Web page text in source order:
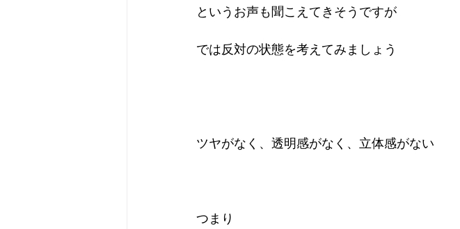
というお声も聞こえてきそうですが
では反対の状態を考えてみましょう
ツヤがなく、透明感がなく、立体感がない
つまり